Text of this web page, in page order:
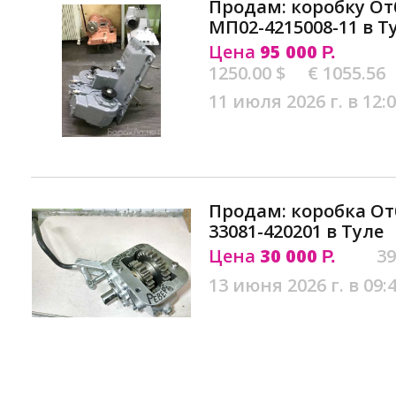
Продам: коробку
МП02-4215008-11 в
Цена 95 000 Р.
1250.00 $
€ 1055.56
11 июля 2026 г. в
Продам: коробка
33081-420201 в Туле
Цена 30 000 Р.
13 июня 2026 г. в